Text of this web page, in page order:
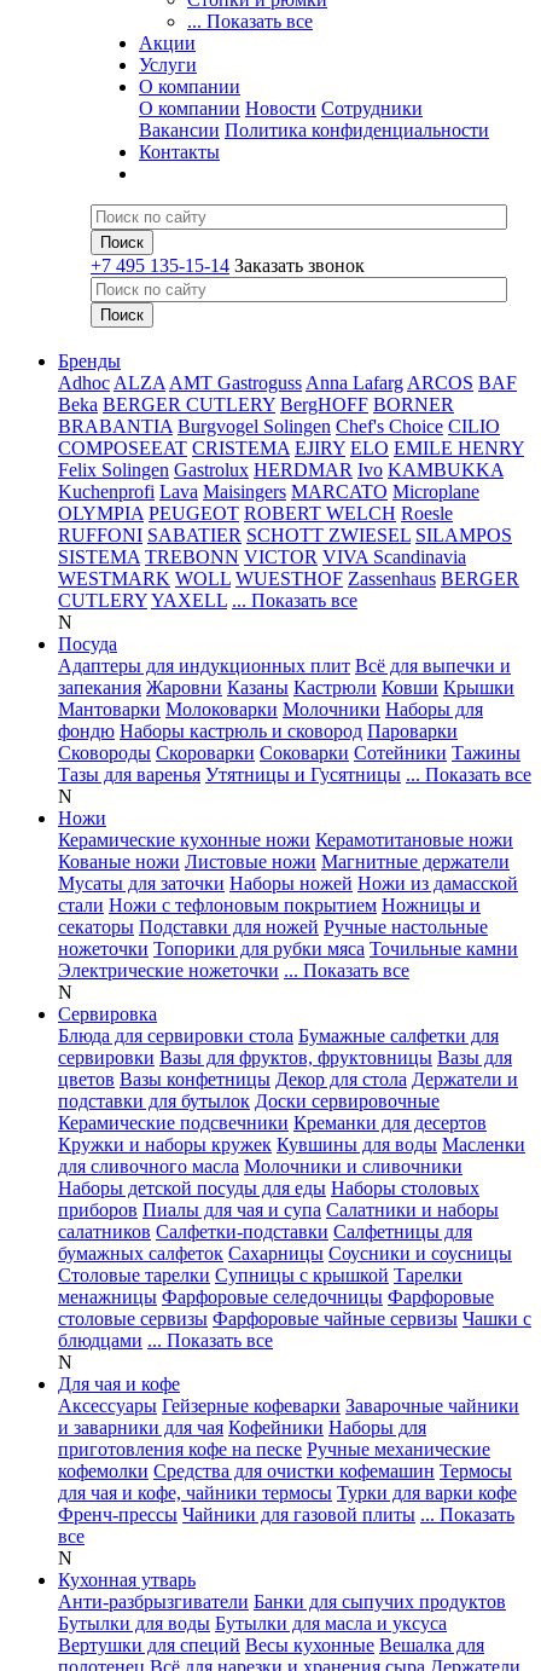
... Показать все
Акции
Услуги
О компании
О компании Новости Сотрудники
Вакансии Политика конфиденциальности
Контакты
+7 495 135-15-14 Заказать звонок
Бренды
Adhoc ALZA AMT Gastroguss Anna Lafarg ARCOS BAF
Beka BERGER CUTLERY BergHOFF BORNER
BRABANTIA Burgvogel Solingen Chef's Choice CILIO
COMPOSEEAT CRISTEMA EJIRY ELO EMILE HENRY
Felix Solingen Gastrolux HERDMAR Ivo KAMBUKKA
Kuchenprofi Lava Maisingers MARCATO Microplane
OLYMPIA PEUGEOT ROBERT WELCH Roesle
RUFFONI SABATIER SCHOTT ZWIESEL SILAMPOS
SISTEMA TREBONN VICTOR VIVA Scandinavia
WESTMARK WOLL WUESTHOF Zassenhaus BERGER
CUTLERYYAXELL ... Показать все
N
Посуда
Адаптеры для индукционных плит Всё для выпечки и
запекания Жаровни Казаны Кастрюли Ковши Крышки
Мантоварки Молоковарки Молочники Наборы для
фондю Наборы кастрюль и сковород Пароварки
Сковороды Скороварки Соковарки Сотейники Тажины
Тазы для варенья Утятницы и Гусятницы ... Показать все
N
Ножи
Керамические кухонные ножи Керамотитановые ножи
Кованые ножи Листовые ножи Магнитные держатели
Мусаты для заточки Наборы ножей Ножи из дамасской
стали Ножи с тефлоновым покрытием Ножницы и
секаторы Подставки для ножей Ручные настольные
ножеточки Топорики для рубки мяса Точильные камни
Электрические ножеточки ... Показать все
N
Сервировка
Блюда для сервировки стола Бумажные салфетки для
сервировки Вазы для фруктов, фруктовницы Вазы для
цветов Вазы конфетницы Декор для стола Держатели и
подставки для бутылок Доски сервировочные
Керамические подсвечники Креманки для десертов
Кружки и наборы кружек Кувшины для воды Масленки
для сливочного масла Молочники и сливочники
Наборы детской посуды для еды Наборы столовых
приборов Пиалы для чая и супа Салатники и наборы
салатников Салфетки-подставки Салфетницы для
бумажных салфеток Сахарницы Соусники и соусницы
Столовые тарелки Супницы с крышкой Тарелки
менажницы Фарфоровые селедочницы Фарфоровые
столовые сервизы Фарфоровые чайные сервизы Чашки с
блюдцами ... Показать все
N
Для чая и кофе
Аксессуары Гейзерные кофеварки Заварочные чайники
и заварники для чая Кофейники Наборы для
приготовления кофе на песке Ручные механические
кофемолки Средства для очистки кофемашин Термосы
для чая и кофе, чайники термосы Турки для варки кофе
Френч-прессы Чайники для газовой плиты ... Показать
все
N
Кухонная утварь
Анти-разбрызгиватели Банки для сыпучих продуктов
Бутылки для воды Бутылки для масла и уксуса
Вертушки для специй Весы кухонные Вешалка для
полотенец Всё для нарезки и хранения сыра Держатели